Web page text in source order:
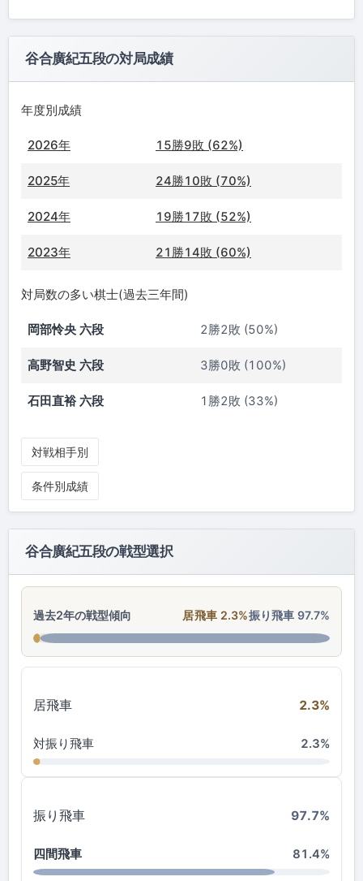
谷合廣紀五段の対局成績
年度別成績
2026年 15勝9敗 (62%)
2025年 24勝10敗 (70%)
2024年 19勝17敗 (52%)
2023年 21勝14敗 (60%)
対局数の多い棋士(過去三年間)
岡部怜央 六段 2勝2敗 (50%)
高野智史 六段 3勝0敗 (100%)
石田直裕 六段 1勝2敗 (33%)
対戦相手別
条件別成績
谷合廣紀五段の戦型選択
過去2年の戦型傾向 居飛車 2.3%振り飛車 97.7%
居飛車 2.3%
対振り飛車 2.3%
振り飛車 97.7%
四間飛車 81.4%